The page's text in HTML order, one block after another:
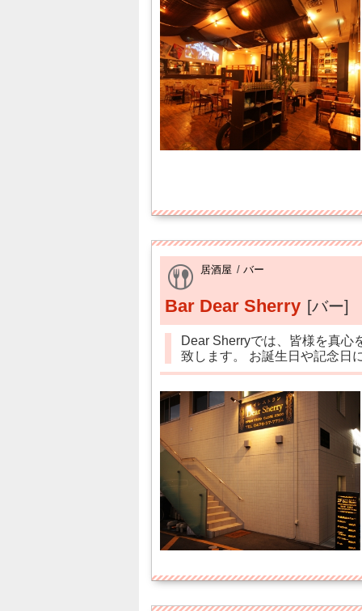
居酒屋 / バー
Bar Dear Sherry [バー]
Dear Sherryでは、皆様を真心
致します。 お誕生日や記念日